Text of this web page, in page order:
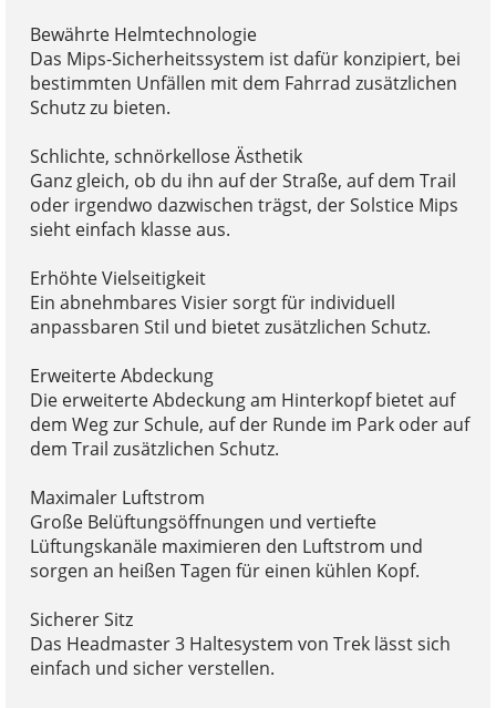
Bewährte Helmtechnologie
Das Mips-Sicherheitssystem ist dafür konzipiert, bei
bestimmten Unfällen mit dem Fahrrad zusätzlichen
Schutz zu bieten.
Schlichte, schnörkellose Ästhetik
Ganz gleich, ob du ihn auf der Straße, auf dem Trail
oder irgendwo dazwischen trägst, der Solstice Mips
sieht einfach klasse aus.
Erhöhte Vielseitigkeit
Ein abnehmbares Visier sorgt für individuell
anpassbaren Stil und bietet zusätzlichen Schutz.
Erweiterte Abdeckung
Die erweiterte Abdeckung am Hinterkopf bietet auf
dem Weg zur Schule, auf der Runde im Park oder auf
dem Trail zusätzlichen Schutz.
Maximaler Luftstrom
Große Belüftungsöffnungen und vertiefte
Lüftungskanäle maximieren den Luftstrom und
sorgen an heißen Tagen für einen kühlen Kopf.
Sicherer Sitz
Das Headmaster 3 Haltesystem von Trek lässt sich
einfach und sicher verstellen.